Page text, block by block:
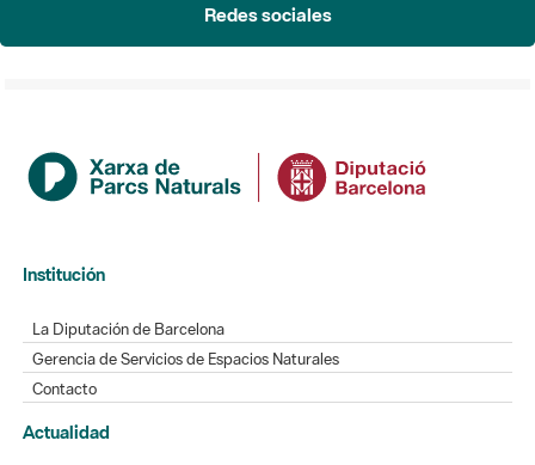
Redes sociales
Institución
La Diputación de Barcelona
Gerencia de Servicios de Espacios Naturales
Contacto
Actualidad